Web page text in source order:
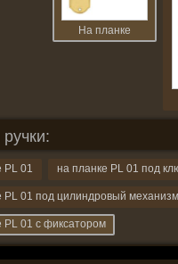
На планке
PL 01 на планке PL 01 под
PL 01 под цилиндровый механизм
PL 01 с фиксатором